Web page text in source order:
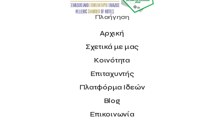
Πλοήγηση
Αρχική
Σχετικά με μας
Κοινότητα
Επιταχυντής
Πλατφόρμα Ιδεών
Blog
Επικοινωνία